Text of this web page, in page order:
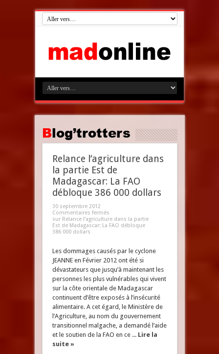
Blog’trotters
Relance l’agriculture dans
la partie Est de
Madagascar: La FAO
débloque 386 000 dollars
30 septembre 2012
Commentaires fermés
sur Relance l’agriculture dans la partie
Est de Madagascar: La FAO débloque
386 000 dollars
Les dommages causés par le cyclone
JEANNE en Février 2012 ont été si
dévastateurs que jusqu’à maintenant les
personnes les plus vulnérables qui vivent
sur la côte orientale de Madagascar
continuent d’être exposés à l’insécurité
alimentaire. A cet égard, le Ministère de
l’Agriculture, au nom du gouvernement
transitionnel malgache, a demandé l’aide
et le soutien de la FAO en ce ... Lire la
suite »